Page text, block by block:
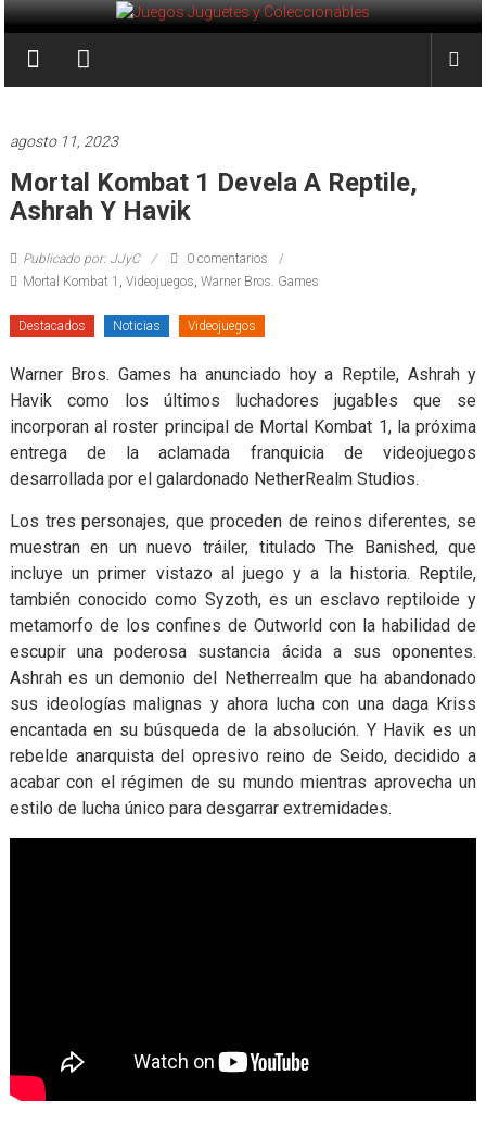
Saltar
al
contenido
Juegos
Juguetes
y
Coleccionables
Noticias
entretenimiento
para
coleccionistas.
agosto 11, 2023
Mortal Kombat 1 Devela A Reptile,
Ashrah Y Havik
Publicado por: JJyC
0 comentarios
Mortal Kombat 1
Videojuegos Warner Bros. Games
Destacados Noticias Videojuegos
Warner Bros. Games ha anunciado hoy a Reptile, Ashrah y
Havik como los últimos luchadores jugables que se
incorporan al roster principal de Mortal Kombat 1, la próxima
entrega de la aclamada franquicia de videojuegos
desarrollada por el galardonado NetherRealm Studios.
Los tres personajes, que proceden de reinos diferentes, se
muestran en un nuevo tráiler, titulado The Banished, que
incluye un primer vistazo al juego y a la historia. Reptile,
también conocido como Syzoth, es un esclavo reptiloide y
metamorfo de los confines de Outworld con la habilidad de
escupir una poderosa sustancia ácida a sus oponentes.
Ashrah es un demonio del Netherrealm que ha abandonado
sus ideologías malignas y ahora lucha con una daga Kriss
encantada en su búsqueda de la absolución. Y Havik es un
rebelde anarquista del opresivo reino de Seido, decidido a
acabar con el régimen de su mundo mientras aprovecha un
estilo de lucha único para desgarrar extremidades.